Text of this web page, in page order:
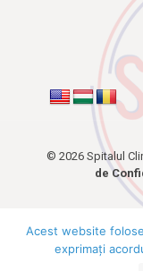
© 2026 Spitalul
de
Acest website
exprimaţi